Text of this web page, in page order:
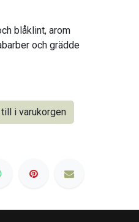
blåklint, arom
och grädde
i varukorgen